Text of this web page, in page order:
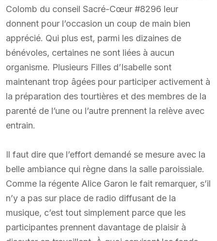
Colomb du conseil Sacré-Cœur #8296 leur
donnent pour l’occasion un coup de main bien
apprécié. Qui plus est, parmi les dizaines de
bénévoles, certaines ne sont liées à aucun
organisme. Plusieurs Filles d’Isabelle sont
maintenant trop âgées pour participer activement à
la préparation des tourtières et des membres de la
parenté de l’une ou l’autre prennent la relève avec
entrain.
Il faut dire que l’effort demandé se mesure avec la
belle ambiance qui règne dans la salle paroissiale.
Comme la régente Alice Garon le fait remarquer, s’il
n’y a pas sur place de radio diffusant de la
musique, c’est tout simplement parce que les
participantes prennent davantage de plaisir à